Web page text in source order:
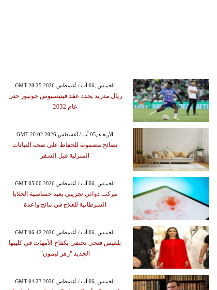
GMT 20:25 2026 الخميس ,06 آب / أغسطس
ريال مدريد يجدد عقد فينيسيوس جونيور حتى
عام 2032
GMT 20:02 2026 الأربعاء ,05 آب / أغسطس
نصائح مضمونة للحفاظ على صحة النباتات
المنزلية قبل السفر
GMT 05:00 2026 الخميس ,06 آب / أغسطس
مركب دوائي تجريبي يعيد حساسية الخلايا
السرطانية للعلاج في نتائج واعدة
GMT 06:42 2026 الخميس ,06 آب / أغسطس
بلقيس فتحي تحتفي بكفاح الأمهات في كليبها
الجديد "زهر ليمون"
GMT 04:23 2026 الخميس ,06 آب / أغسطس